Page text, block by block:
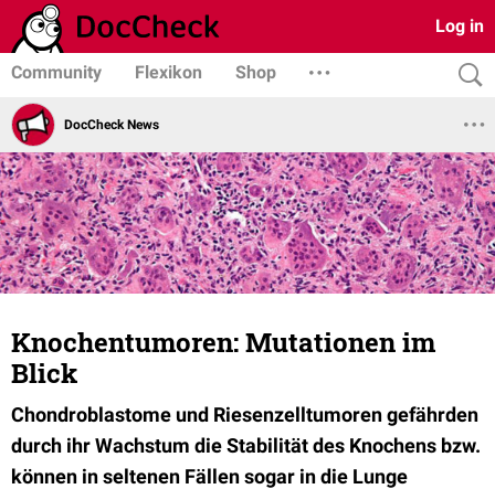
Log in
Community Flexikon Shop
DocCheck News
Knochentumoren: Mutationen im
Blick
Chondroblastome und Riesenzelltumoren gefährden
durch ihr Wachstum die Stabilität des Knochens bzw.
können in seltenen Fällen sogar in die Lunge